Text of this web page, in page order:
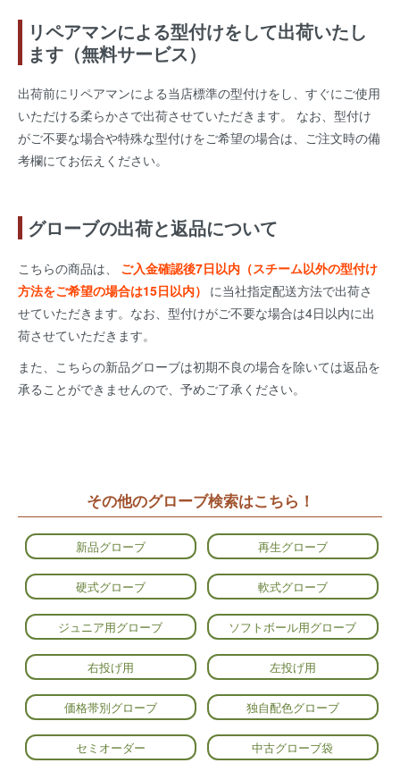
リペアマンによる型付けをして出荷いたし
ます（無料サービス）
出荷前にリペアマンによる当店標準の型付けをし、すぐにご使用
いただける柔らかさで出荷させていただきます。 なお、型付け
がご不要な場合や特殊な型付けをご希望の場合は、ご注文時の備
考欄にてお伝えください。
グローブの出荷と返品について
こちらの商品は、
ご入金確認後7日以内（スチーム以外の型付け
方法をご希望の場合は15日以内） に当社指定配送方法で出荷さ
せていただきます。なお、型付けがご不要な場合は4日以内に出
荷させていただきます。
また、こちらの新品グローブは初期不良の場合を除いては返品を
承ることができませんので、予めご了承ください。
その他のグローブ検索はこちら！
新品グローブ 再生グローブ
硬式グローブ 軟式グローブ
ジュニア用グローブ ソフトボール用グローブ
右投げ用 左投げ用
価格帯別グローブ 独自配色グローブ
セミオーダー 中古グローブ袋